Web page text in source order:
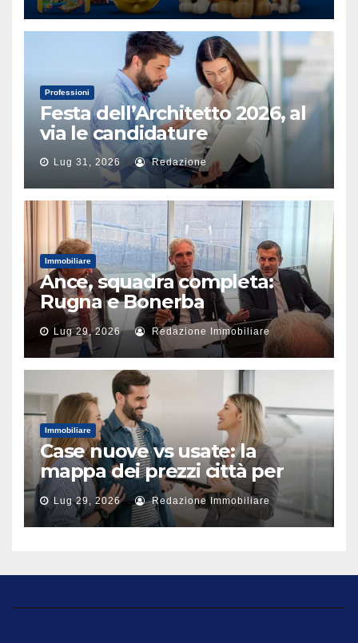
Professioni
Festa dell’Architetto 2026, al
via le candidature
Lug 31, 2026 Redazione
Immobiliare
Ance, squadra completa:
Rugna e Bonerba
vicepresidenti
Lug 29, 2026 Redazione Immobiliare
Immobiliare
Case nuove vs usate: la
mappa dei prezzi città per
città
Lug 29, 2026 Redazione Immobiliare